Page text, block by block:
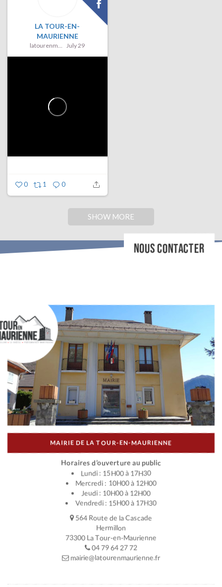
LA TOUR-EN-
MAURIENNE
July 29
0 1 0
SHOW MORE
NOUS CONTACTER
MAIRIE DE LA TOUR-EN-MAURIENNE
Horaires d’ouverture au public
Lundi : 15H00 à 17H30
Mercredi : 10H00 à 12H00
Jeudi : 10H00 à 12H00
Vendredi : 15H00 à 17H30
564 Route de la Cascade
Hermillon
73300 La Tour-en-Maurienne
04 79 64 27 72
mairie@latourenmaurienne.fr